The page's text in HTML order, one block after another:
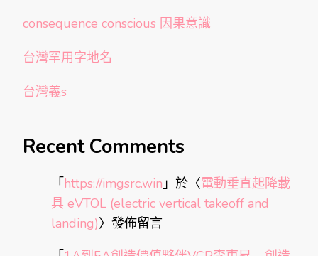
consequence conscious 因果意識
台灣罕用字地名
台灣義s
Recent Comments
「https://imgsrc.win 」於〈電動垂直起降載
具 eVTOL (electric vertical takeoff and
landing)〉發佈留言